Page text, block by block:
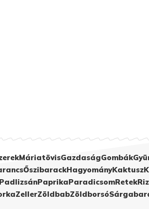
MáriatövisGazdaságGombák
ŐszibarackHagyományKaktusz
PadlizsánPaprikaParadicsomRetek
ZellerZöldbabZöldborsó